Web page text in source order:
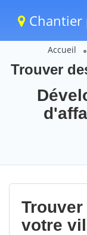
Accueil
Trouver
votre